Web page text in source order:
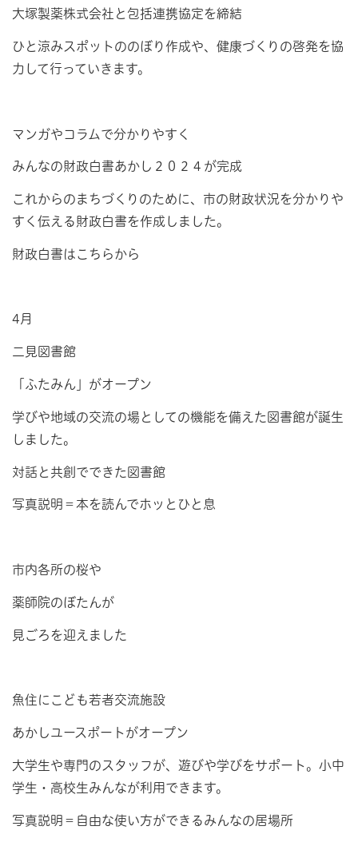
大塚製薬株式会社と包括連携協定を締結
ひと涼みスポットののぼり作成や、健康づくりの啓発を協
力して行っていきます。
マンガやコラムで分かりやすく
みんなの財政白書あかし２０２４が完成
これからのまちづくりのために、市の財政状況を分かりや
すく伝える財政白書を作成しました。
財政白書はこちらから
4月
二見図書館
「ふたみん」がオープン
学びや地域の交流の場としての機能を備えた図書館が誕生
しました。
対話と共創でできた図書館
写真説明＝本を読んでホッとひと息
市内各所の桜や
薬師院のぼたんが
見ごろを迎えました
魚住にこども若者交流施設
あかしユースポートがオープン
大学生や専門のスタッフが、遊びや学びをサポート。小中
学生・高校生みんなが利用できます。
写真説明＝自由な使い方ができるみんなの居場所